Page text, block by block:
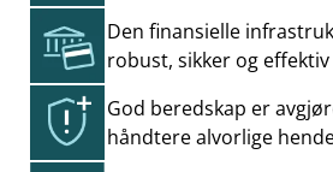
Den finansielle
robust, sikker og effektiv
God beredskap er
håndtere alvorlige